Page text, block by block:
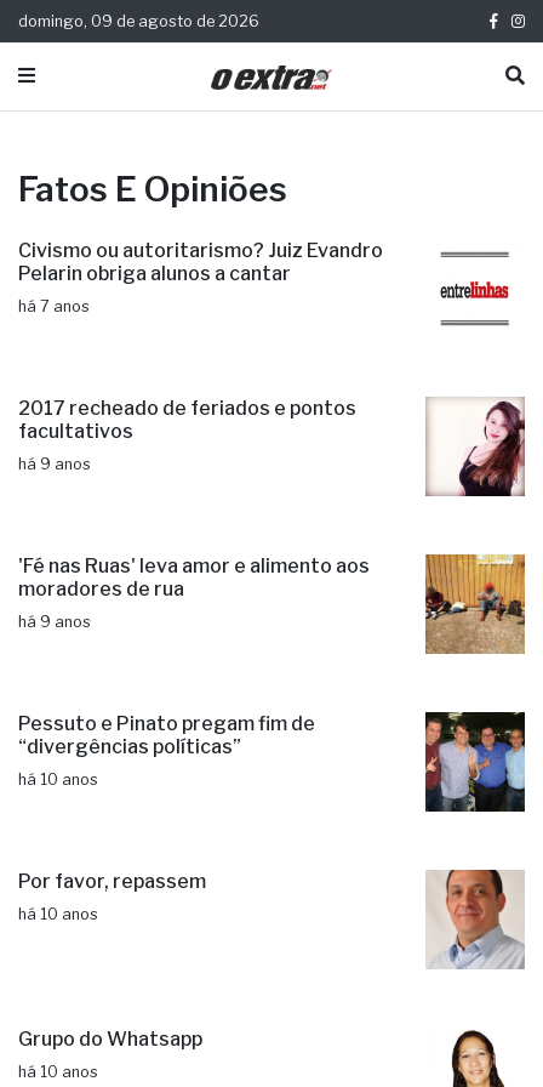
domingo, 09 de agosto de 2026
Fatos E Opiniões
Civismo ou autoritarismo? Juiz Evandro
Pelarin obriga alunos a cantar
há 7 anos
2017 recheado de feriados e pontos
facultativos
há 9 anos
'Fé nas Ruas' leva amor e alimento aos
moradores de rua
há 9 anos
Pessuto e Pinato pregam fim de
“divergências políticas”
há 10 anos
Por favor, repassem
há 10 anos
Grupo do Whatsapp
há 10 anos